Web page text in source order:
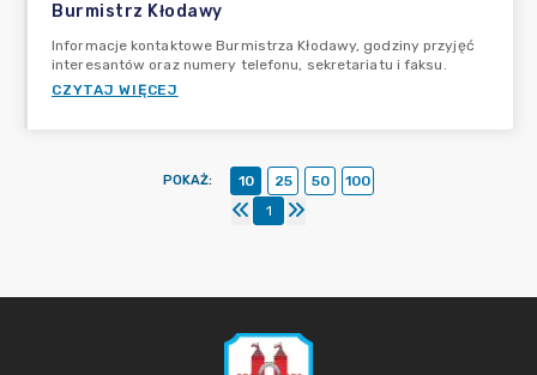
Burmistrz Kłodawy
Informacje kontaktowe Burmistrza Kłodawy, godziny przyjęć
interesantów oraz numery telefonu, sekretariatu i faksu.
CZYTAJ WIĘCEJ
POKAŻ: 10 25 50
100
1